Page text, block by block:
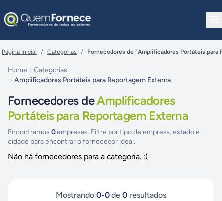
Página Inicial / Categorias / Fornecedores de "Amplificadores Portáteis para
Home
Categorias
Amplificadores Portáteis para Reportagem Externa
Fornecedores deAmplificadores
Portáteis para Reportagem Externa
Encontramos 0empresas. Filtre por tipo de empresa, estado e
cidade para encontrar o fornecedor ideal.
Não há fornecedores para a categoria. :(
Mostrando 0-0 de 0 resultados